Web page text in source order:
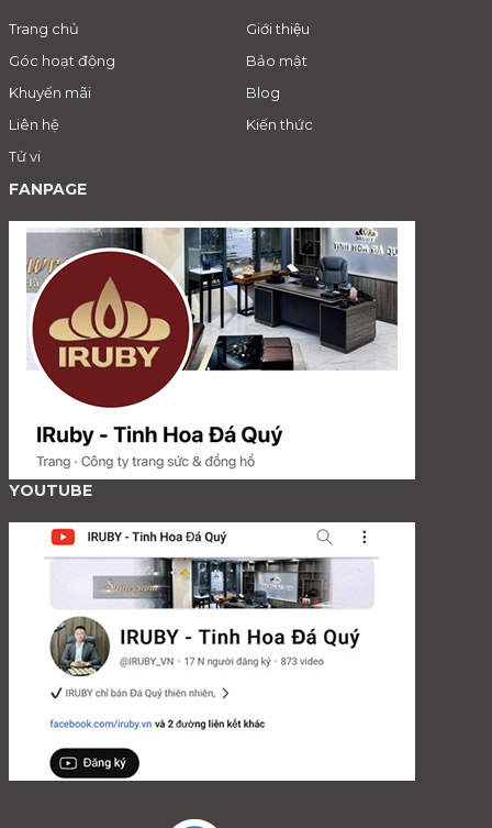
Trang chủ
Giới thiệu
Góc hoạt động
Bảo mật
Khuyến mãi
Blog
Liên hệ
Kiến thức
Tử vi
FANPAGE
YOUTUBE